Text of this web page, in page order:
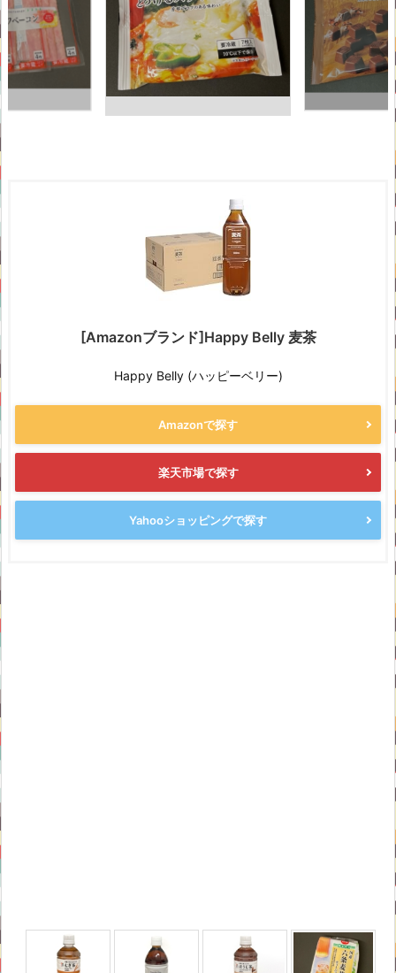
[Amazonブランド]Happy Belly 麦茶
Happy Belly (ハッピーベリー)
Amazonで探す
楽天市場で探す
Yahooショッピングで探す